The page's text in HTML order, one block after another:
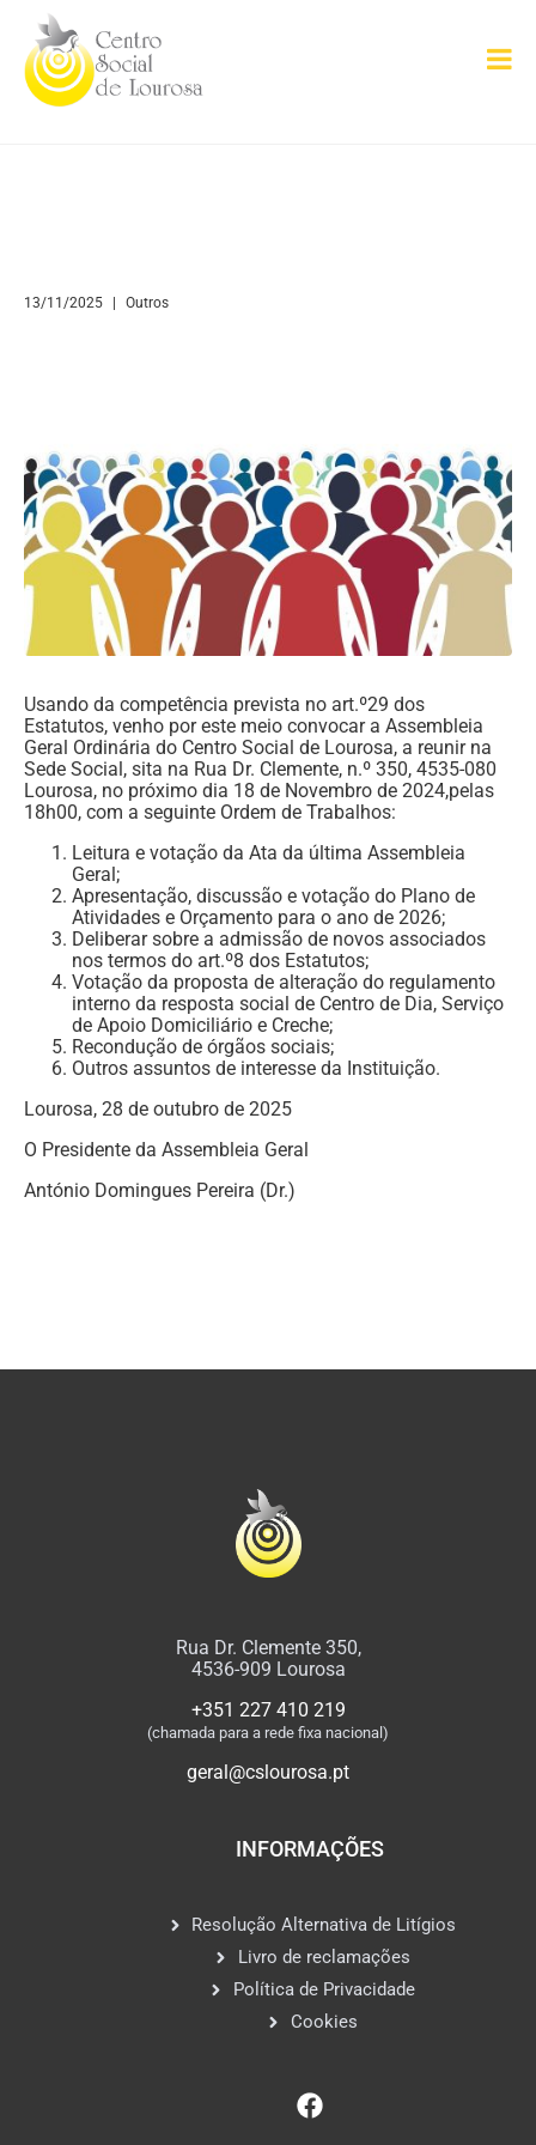
13/11/2025 Outros
Usando da competência prevista no art.º29 dos
Estatutos, venho por este meio convocar a Assembleia
Geral Ordinária do Centro Social de Lourosa, a reunir na
Sede Social, sita na Rua Dr. Clemente, n.º 350, 4535-080
Lourosa, no próximo dia 18 de Novembro de 2024,pelas
18h00, com a seguinte Ordem de Trabalhos:
Leitura e votação da Ata da última Assembleia
Geral;
Apresentação, discussão e votação do Plano de
Atividades e Orçamento para o ano de 2026;
Deliberar sobre a admissão de novos associados
nos termos do art.º8 dos Estatutos;
Votação da proposta de alteração do regulamento
interno da resposta social de Centro de Dia, Serviço
de Apoio Domiciliário e Creche;
Recondução de órgãos sociais;
Outros assuntos de interesse da Instituição.
Lourosa, 28 de outubro de 2025
O Presidente da Assembleia Geral
António Domingues Pereira (Dr.)
Rua Dr. Clemente 350,
4536-909 Lourosa
+351 227 410 219
(chamada para a rede fixa nacional)
geral@cslourosa.pt
INFORMAÇÕES
Resolução Alternativa de Litígios
Livro de reclamações
Política de Privacidade
Cookies